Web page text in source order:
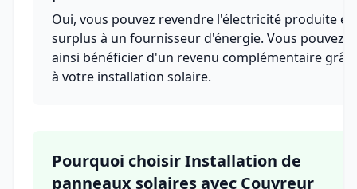
Oui, vous pouvez revendre l'électricité produite en
surplus à un fournisseur d'énergie. Vous pouvez
ainsi bénéficier d'un revenu complémentaire
à votre installation solaire.
Pourquoi choisir Installation de
panneaux solaires avec Couvreur